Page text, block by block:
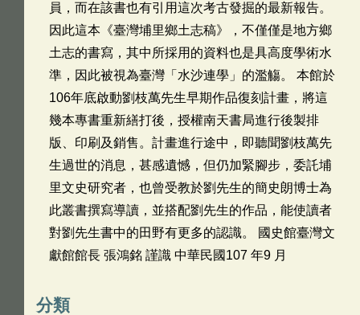
員，而在該書也有引用這次考古發掘的最新報告。
因此這本《臺灣埔里鄉土志稿》，不僅僅是地方鄉
土志的書寫，其中所採用的資料也是具高度學術水
準，因此被視為臺灣「水沙連學」的濫觴。 本館於
106年底啟動劉枝萬先生早期作品復刻計畫，將這
幾本專書重新繕打後，授權南天書局進行後製排
版、印刷及銷售。計畫進行途中，即聽聞劉枝萬先
生過世的消息，甚感遺憾，但仍加緊腳步，委託埔
里文史研究者，也曾受教於劉先生的簡史朗博士為
此叢書撰寫導讀，並搭配劉先生的作品，能使讀者
對劉先生書中的田野有更多的認識。 國史館臺灣文
獻館館長 張鴻銘 謹識 中華民國107 年9 月
分類